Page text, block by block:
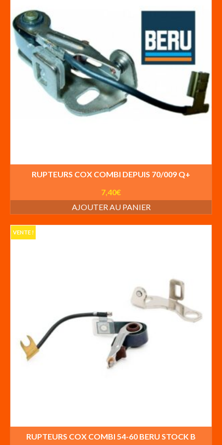
RUPTEURS COX COMBI DEPUIS 70/009 Q+
7,40€
AJOUTER AU PANIER
VENTE !
RUPTEURS COX COMBI 54-60 BERU STOCK B